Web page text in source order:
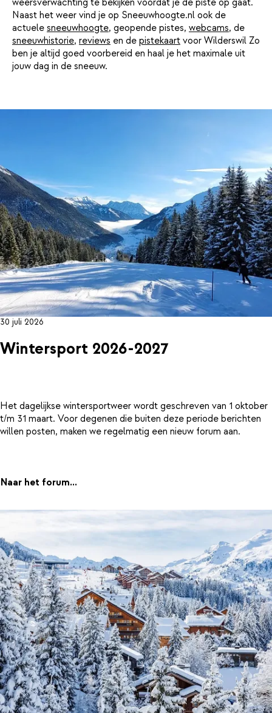
Naast het weer vind je op Sneeuwhoogte.nl ook de
actuele sneeuwhoogte, geopende pistes, webcams, de
sneeuwhistorie, reviews en de pistekaart voor Wilderswil Zo
ben je altijd goed voorbereid en haal je het maximale uit
jouw dag in de sneeuw.
30 juli 2026
Wintersport 2026-2027
Het dagelijkse wintersportweer wordt geschreven van 1 oktober
t/m 31 maart. Voor degenen die buiten deze periode berichten
willen posten, maken we regelmatig een nieuw forum aan.
Naar het forum...